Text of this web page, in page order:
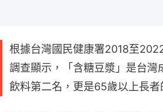
根據台灣國民健康署2018至
調查顯示，「含糖豆漿」是台灣
飲料第二名，更是65歲以上長者